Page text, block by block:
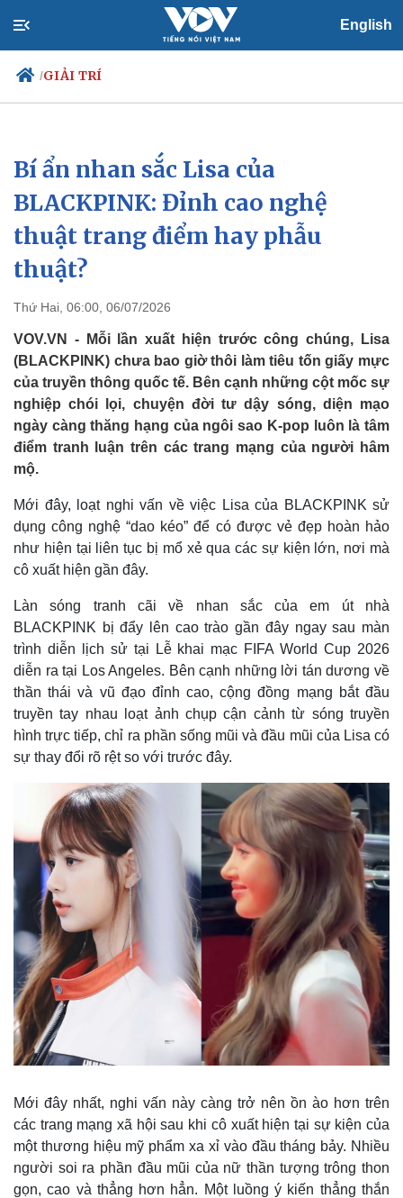
English
/GIẢI TRÍ
Chính trị
Đảng
Tổ chức nhân sự
Quốc hội
Nhận diện sự thật
Xã hội
Dự báo thời tiết
Giáo dục
Dấu ấn VOV
Bí ẩn nhan sắc Lisa của
BLACKPINK: Đỉnh cao nghệ
thuật trang điểm hay phẫu
thuật?
Thứ Hai, 06:00, 06/07/2026
VOV.VN - Mỗi lần xuất hiện trước công chúng, Lisa
(BLACKPINK) chưa bao giờ thôi làm tiêu tốn giấy mực
của truyền thông quốc tế. Bên cạnh những cột mốc sự
nghiệp chói lọi, chuyện đời tư dậy sóng, diện mạo
ngày càng thăng hạng của ngôi sao K-pop luôn là tâm
điểm tranh luận trên các trang mạng của người hâm
mộ.
Mới đây, loạt nghi vấn về việc Lisa của BLACKPINK sử
dụng công nghệ “dao kéo” để có được vẻ đẹp hoàn hảo
như hiện tại liên tục bị mổ xẻ qua các sự kiện lớn, nơi mà
cô xuất hiện gần đây.
Làn sóng tranh cãi về nhan sắc của em út nhà
BLACKPINK bị đẩy lên cao trào gần đây ngay sau màn
trình diễn lịch sử tại Lễ khai mạc FIFA World Cup 2026
diễn ra tại Los Angeles. Bên cạnh những lời tán dương về
thần thái và vũ đạo đỉnh cao, cộng đồng mạng bắt đầu
truyền tay nhau loạt ảnh chụp cận cảnh từ sóng truyền
hình trực tiếp, chỉ ra phần sống mũi và đầu mũi của Lisa có
sự thay đổi rõ rệt so với trước đây.
Mới đây nhất, nghi vấn này càng trở nên ồn ào hơn trên
các trang mạng xã hội sau khi cô xuất hiện tại sự kiện của
một thương hiệu mỹ phẩm xa xỉ vào đầu tháng bảy. Nhiều
người soi ra phần đầu mũi của nữ thần tượng trông thon
gọn, cao và thẳng hơn hẳn. Một luồng ý kiến thẳng thắn